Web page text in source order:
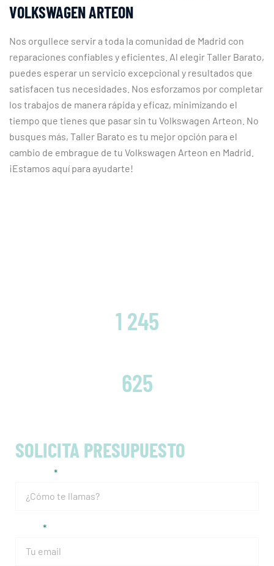
VOLKSWAGEN ARTEON
Nos orgullece servir a toda la comunidad de Madrid con
reparaciones confiables y eficientes. Al elegir Taller Barato,
puedes esperar un servicio excepcional y resultados que
satisfacen tus necesidades. Nos esforzamos por completar
los trabajos de manera rápida y eficaz, minimizando el
tiempo que tienes que pasar sin tu Volkswagen Arteon. No
busques más, Taller Barato es tu mejor opción para el
cambio de embrague de tu Volkswagen Arteon en Madrid.
¡Estamos aquí para ayudarte!
SOLICITA PRESUPUESTO
1 245
625